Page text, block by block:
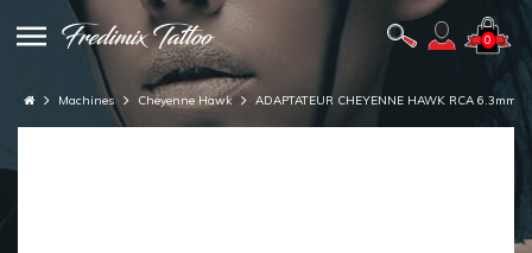
0
Machines Cheyenne Hawk ADAPTATEUR CHEYENNE HAWK RCA 6.3mm